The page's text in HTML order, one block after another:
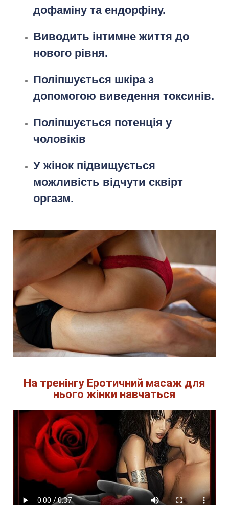
дофаміну та ендорфіну.
Виводить інтимне життя до
нового рівня.
Поліпшується шкіра з
допомогою виведення токсинів.
Поліпшується потенція у
чоловіків
У жінок підвищується
можливість відчути сквірт
оргазм.
На тренінгу Еротичний масаж для
нього жінки навчаться